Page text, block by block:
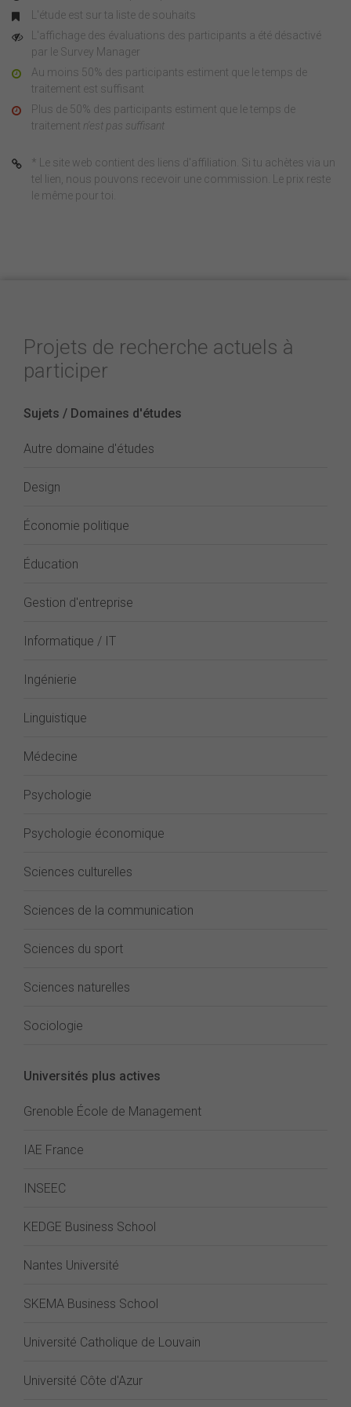
L'étude est sur ta liste de souhaits
L'affichage des évaluations des participants a été désactivé
par le Survey Manager
Au moins 50% des participants estiment que le temps de
traitement est suffisant
Plus de 50% des participants estiment que le temps de
traitement n'est pas suffisant
* Le site web contient des liens d'affiliation. Si tu achètes via un
tel lien, nous pouvons recevoir une commission. Le prix reste
le même pour toi.
Projets de recherche actuels à
participer
Sujets / Domaines d'études
Autre domaine d'études
Design
Économie politique
Éducation
Gestion d'entreprise
Informatique / IT
Ingénierie
Linguistique
Médecine
Psychologie
Psychologie économique
Sciences culturelles
Sciences de la communication
Sciences du sport
Sciences naturelles
Sociologie
Universités plus actives
Grenoble École de Management
IAE France
INSEEC
KEDGE Business School
Nantes Université
SKEMA Business School
Université Catholique de Louvain
Université Côte d'Azur